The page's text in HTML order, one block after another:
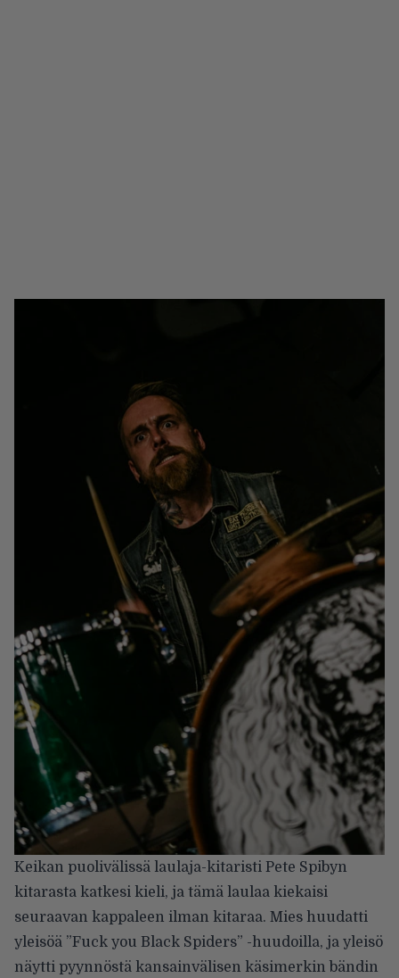
Keikan puolivälissä laulaja-kitaristi Pete Spibyn
kitarasta katkesi kieli, ja tämä laulaa kiekaisi
seuraavan kappaleen ilman kitaraa. Mies huudatti
yleisöä ”Fuck you Black Spiders” -huudoilla, ja yleisö
näytti pyynnöstä kansainvälisen käsimerkin bändin